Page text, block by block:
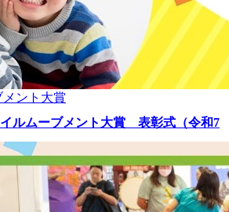
ント大賞
ルムーブメント大賞 表彰式（令和7